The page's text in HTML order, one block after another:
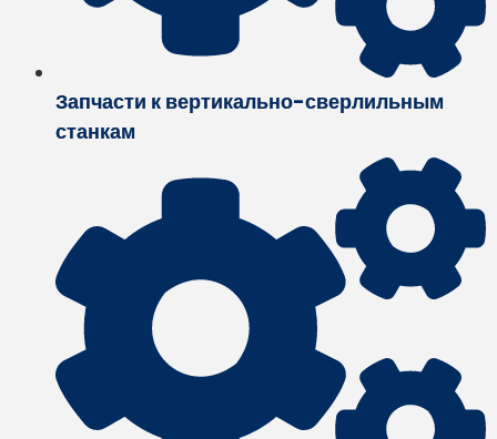
Запчасти к вертикально-сверлильным
станкам